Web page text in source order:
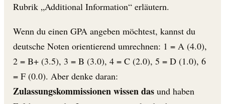
Rubrik „Additional Information“ erläutern.
Wenn du einen GPA angeben möchtest, kannst du
deutsche Noten orientierend umrechnen: 1 = A (4.0),
2 = B+ (3.5), 3 = B (3.0), 4 = C (2.0), 5 = D (1.0), 6
= F (0.0). Aber denke daran:
Zulassungskommissionen wissen das und haben